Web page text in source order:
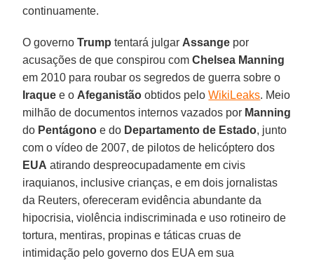
continuamente.
O governoTrump tentará julgar Assange por
acusações de que conspirou comChelsea Manning
em 2010 para roubar os segredos de guerra sobre o
Iraque e o Afeganistão obtidos peloWikiLeaks. Meio
milhão de documentos internos vazados por Manning
do Pentágono e do Departamento de Estado, junto
com o vídeo de 2007, de pilotos de helicóptero dos
EUA atirando despreocupadamente em civis
iraquianos, inclusive crianças, e em dois jornalistas
da Reuters, ofereceram evidência abundante da
hipocrisia, violência indiscriminada e uso rotineiro de
tortura, mentiras, propinas e táticas cruas de
intimidação pelo governo dos EUA em sua